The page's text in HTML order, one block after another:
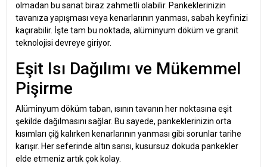
olmadan bu sanat biraz zahmetli olabilir. Pankeklerinizin
tavanıza yapışması veya kenarlarının yanması, sabah keyfinizi
kaçırabilir. İşte tam bu noktada, alüminyum döküm ve granit
teknolojisi devreye giriyor.
Eşit Isı Dağılımı ve Mükemmel
Pişirme
Alüminyum döküm taban, ısının tavanın her noktasına eşit
şekilde dağılmasını sağlar. Bu sayede, pankeklerinizin orta
kısımları çiğ kalırken kenarlarının yanması gibi sorunlar tarihe
karışır. Her seferinde altın sarısı, kusursuz dokuda pankekler
elde etmeniz artık çok kolay.